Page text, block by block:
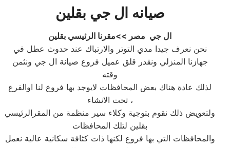
صيانه ال جي بقلين
ال جي مصر >>مقرنا الرئيسي بقلين
نحن نعرف جيدا مدي التوتر والارتباك عند حدوث عطل في
جهازنا المنزلي ونقدر قلق عميل فروع صيانة ال جي ونثمن
وقته
لذلك عادة هناك بعض المحافظات لايوجد بها فروع لنا اوالفرع
تحت الانشاء ،
ولتعويض ذلك نقوم بتوجية وكلاء سير منظمة من المقرالرئيسي
بقلين لتلك المحافظات
والمحافظات التي بها فروع لكنها ذات كثافة سكانية عالية نعمل